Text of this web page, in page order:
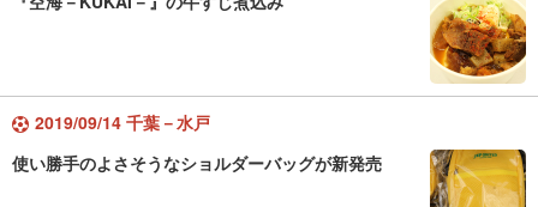
2019/09/14 千葉－水戸
使い勝手のよさそうなショルダーバッグが新発売